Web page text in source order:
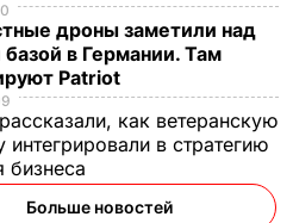
его
Зеленский: Новое
правительство не
зависит от
олигархов
7 марта, 19.10ПОЛИТИКА
дроны заметили над
базой в Германии. Там
Patriot
как ветеранскую
интегрировали в стратегию
бизнеса
Больше новостей